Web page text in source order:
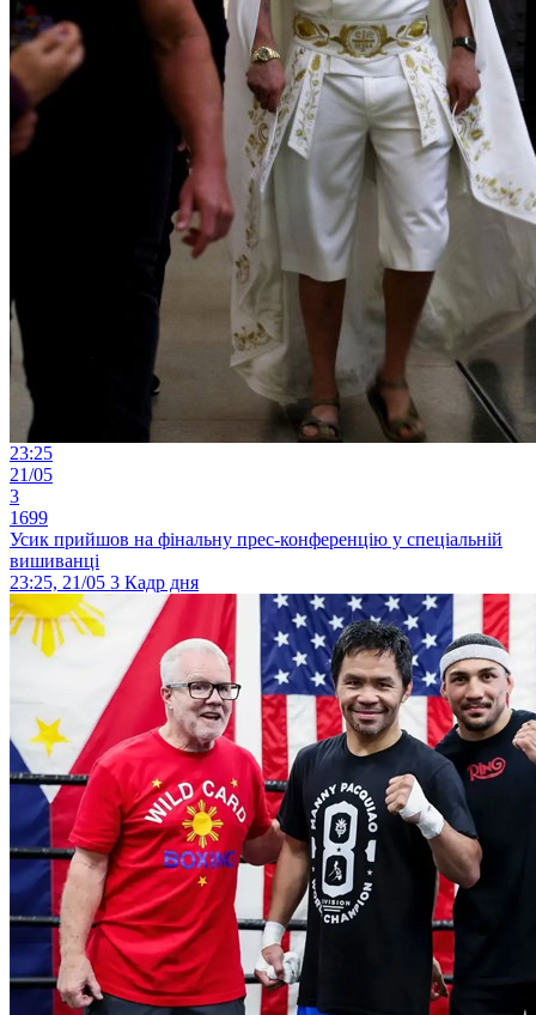
23:25
21/05
3
1699
Усик прийшов на фінальну прес-конференцію у спеціальній
вишиванці
23:25, 21/05 3 Кадр дня